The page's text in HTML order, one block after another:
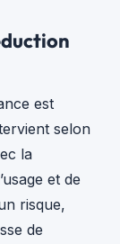
est
selon
la
et de
risque,
de